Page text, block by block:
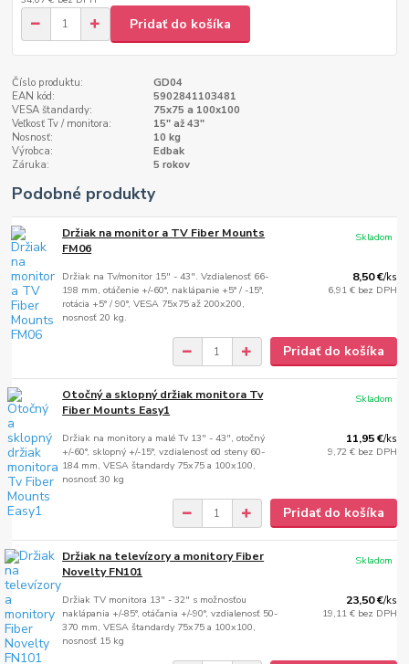
Pridať do košíka
Číslo produktu:
GD04
EAN kód:
5902841103481
VESA štandardy:
75x75 a 100x100
Veľkosť Tv / monitora:
15" až 43"
Nosnosť:
10 kg
Výrobca:
Edbak
Záruka:
5 rokov
Podobné produkty
Držiak na monitor a TV Fiber Mounts
FM06
Držiak na Tv/monitor 15" - 43". Vzdialenosť 66-
198 mm, otáčenie +/-60°, naklápanie +5° / -15°,
rotácia +5° / 90°, VESA 75x75 až 200x200,
nosnosť 20 kg.
8,50 €/ks
6,91 € bez DPH
Skladom
Pridať do košíka
Otočný a sklopný držiak monitora Tv
Fiber Mounts Easy1
Držiak na monitory a malé Tv 13" - 43", otočný
+/-60°, sklopný +/-15°, vzdialenosť od steny 60-
184 mm, VESA štandardy 75x75 a 100x100,
nosnosť 30 kg
11,95 €/ks
9,72 € bez DPH
Skladom
Pridať do košíka
Držiak na televízory a monitory Fiber
Novelty FN101
Držiak TV monitora 13" - 32" s možnosťou
naklápania +/-85°, otáčania +/-90°, vzdialenosť 50-
370 mm, VESA štandardy 75x75 a 100x100,
nosnosť 15 kg
23,50 €/ks
19,11 € bez DPH
Skladom